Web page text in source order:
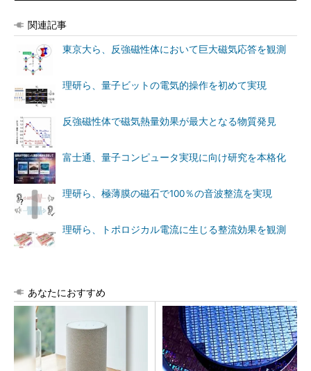
関連記事
東京大ら、反強磁性体において巨大磁気応答を観測
理研ら、量子ビットの電気的操作を初めて実現
反強磁性体で磁気熱量効果が最大となる物質発見
富士通、量子コンピュータ実現に向け研究を本格化
理研ら、極薄膜の磁石で100％の音波整流を実現
理研ら、トポロジカル電流に生じる整流効果を観測
あなたにおすすめ